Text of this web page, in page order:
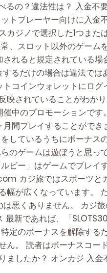
の？違法性は？ 入金不
トプレーヤー向けに入金
ジノで選択した1つまた
、スロット以外のゲーム
れると規定されている
るだけの場合は違法で
コインウォレットにロ
されていることがわか
中のプロモーションです
間プレイすることがで
しているうちにボーナス
のゲームは遊ぼうと思っ
ビー」はゲームでプレイ
カジ旅ではスポーツと
が広くなっています。
悪くありません。 カジ
新であれば、「
のボーナスを解除する
。 読者はボーナスコー
したか？ オンカジ 入